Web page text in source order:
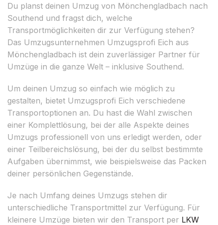
Du planst deinen Umzug von Mönchengladbach nach
Southend und fragst dich, welche
Transportmöglichkeiten dir zur Verfügung stehen?
Das Umzugsunternehmen Umzugsprofi Eich aus
Mönchengladbach ist dein zuverlässiger Partner für
Umzüge in die ganze Welt – inklusive Southend.
Um deinen Umzug so einfach wie möglich zu
gestalten, bietet Umzugsprofi Eich verschiedene
Transportoptionen an. Du hast die Wahl zwischen
einer Komplettlösung, bei der alle Aspekte deines
Umzugs professionell von uns erledigt werden, oder
einer Teilbereichslösung, bei der du selbst bestimmte
Aufgaben übernimmst, wie beispielsweise das Packen
deiner persönlichen Gegenstände.
Je nach Umfang deines Umzugs stehen dir
unterschiedliche Transportmittel zur Verfügung. Für
kleinere Umzüge bieten wir den Transport per LKW